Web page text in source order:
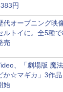
円
代オープニング映
ルトイに。全5種で
売
、「劇場版 魔法
か☆マギカ」3作品
始